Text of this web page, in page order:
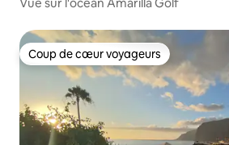
Coup de cœur voyageurs
Coup de cœur voyageurs